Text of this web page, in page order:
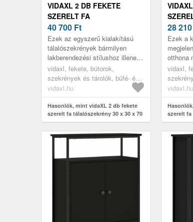
VIDAXL 2 DB FEKETE
SZERELT FA
TÁLALÓSZEKRÉNY 30 X 30
X 70 CM
40 700 Ft
Ezek az egyszerű kialakítású
tálalószekrények bármilyen
lakberendezési stílushoz illenek,
és elegáns hangulatot
varázsolnak otthonába.
vidaxl, fekete, bútorok,
szekrények és tárolók, büfé- és
tálalóasztalok
vidaxl.hu
Hasonlók, mint vidaXL 2 db fekete
szerelt fa tálalószekrény 30 x 30 x 70
cm
X 70
28 210
Ezek a
otthona
lesznek.
vidaxl,
vidaxl.hu
szerelt fa
cm